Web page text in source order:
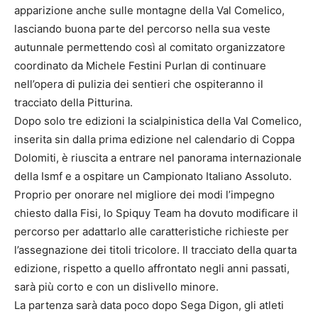
apparizione anche sulle montagne della Val Comelico,
lasciando buona parte del percorso nella sua veste
autunnale permettendo così al comitato organizzatore
coordinato da Michele Festini Purlan di continuare
nell’opera di pulizia dei sentieri che ospiteranno il
tracciato della Pitturina.
Dopo solo tre edizioni la scialpinistica della Val Comelico,
inserita sin dalla prima edizione nel calendario di Coppa
Dolomiti, è riuscita a entrare nel panorama internazionale
della Ismf e a ospitare un Campionato Italiano Assoluto.
Proprio per onorare nel migliore dei modi l’impegno
chiesto dalla Fisi, lo Spiquy Team ha dovuto modificare il
percorso per adattarlo alle caratteristiche richieste per
l’assegnazione dei titoli tricolore. Il tracciato della quarta
edizione, rispetto a quello affrontato negli anni passati,
sarà più corto e con un dislivello minore.
La partenza sarà data poco dopo Sega Digon, gli atleti